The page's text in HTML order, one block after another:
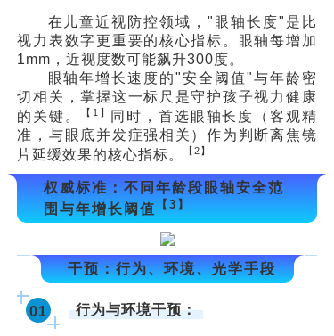
知
用
联
在儿童近视防控领域，"眼轴长度"是比
视力表数字更重要的核心指标。眼轴每增加
1mm，近视度数可能飙升300度。
眼轴年增长速度的"安全阈值"与年龄密
切相关，掌握这一标尺是守护孩子视力健康
的关键。
【1】 同时， 首选眼轴长度（客观精
准，与眼底并发症强相关）作为判断离焦镜
片延缓效果的核心指标。
【2】
权威标准：不同年龄段眼轴安全范
围与年增长阈值
【3】
干预：行为、环境、光学手段
01 行为与环境干预：